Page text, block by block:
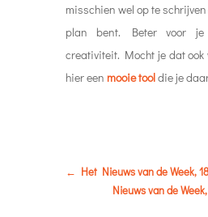
misschien wel op te
plan bent. Beter voor je
creativiteit. Mocht je dat
hier een mooie tooldie je
← Het Nieuws van de Week,
Nieuws van de